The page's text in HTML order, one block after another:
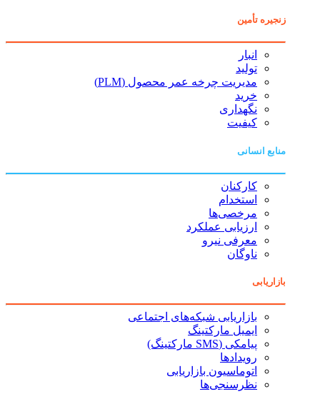
زنجیره تأمین
انبار
تولید
مدیریت چرخه عمر محصول (PLM)
خرید
نگهداری
کیفیت
منابع انسانی
کارکنان
استخدام
مرخصی‌ها
ارزیابی عملکرد
معرفی نیرو
ناوگان
بازاریابی
بازاریابی شبکه‌های اجتماعی
ایمیل مارکتینگ
پیامکی (SMS مارکتینگ)
رویدادها
اتوماسیون بازاریابی
نظرسنجی‌ها